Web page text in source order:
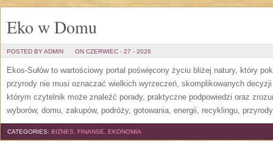
Eko w Domu
POSTED BY ADMIN ON CZERWIEC - 27 - 2026
Ekos-Sułów to wartościowy portal poświęcony życiu bliżej natury, który
przyrody nie musi oznaczać wielkich wyrzeczeń, skomplikowanych
którym czytelnik może znaleźć porady, praktyczne podpowiedzi oraz
wyborów, domu, zakupów, podróży, gotowania, energii, recyklingu,
CATEGORIES: BIZNES, FINANSE, EKONOMIA